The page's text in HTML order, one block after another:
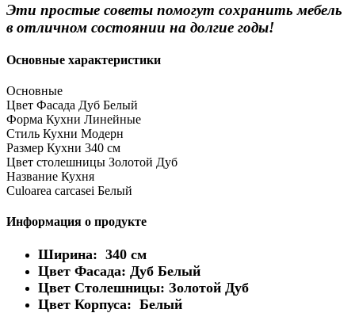
Эти простые советы помогут сохранить мебель
в отличном состоянии на долгие годы!
Основные характеристики
Основные
Цвет Фасада Дуб Белый
Форма Кухни Линейные
Стиль Кухни Модерн
Размер Кухни 340 см
Цвет столешницы Золотой Дуб
Название Кухня
Culoarea carcasei Белый
Информация о продукте
Ширина: 340 см
Цвет Фасада: Дуб Белый
Цвет Столешницы: Золотой Дуб
Цвет Корпуса: Белый